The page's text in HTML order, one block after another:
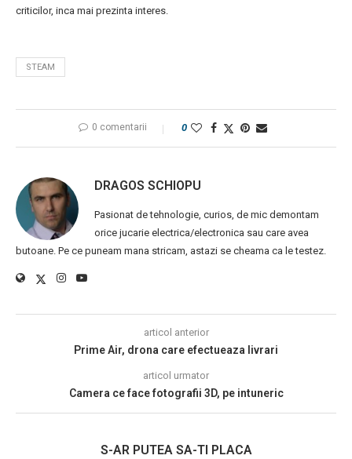
criticilor, inca mai prezinta interes.
STEAM
0 comentarii 0
DRAGOS SCHIOPU
Pasionat de tehnologie, curios, de mic demontam
orice jucarie electrica/electronica sau care avea
butoane. Pe ce puneam mana stricam, astazi se cheama ca le testez.
articol anterior
Prime Air, drona care efectueaza livrari
articol urmator
Camera ce face fotografii 3D, pe intuneric
S-AR PUTEA SA-TI PLACA